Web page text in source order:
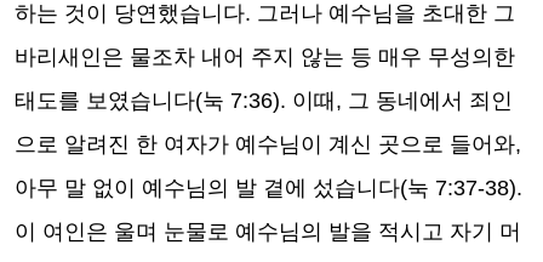
하는 것이 당연했습니다. 그러나 예수님을 초대한 그
바리새인은 물조차 내어 주지 않는 등 매우 무성의한
태도를 보였습니다(눅 7:36). 이때 , 그 동네에서 죄인
으로 알려진 한 여자가 예수님이 계신 곳으로 들어와,
아무 말 없이 예수님의 발 곁에 섰습니다(눅 7:37-38).
이 여인은 울며 눈물로 예수님의 발을 적시고 자기 머